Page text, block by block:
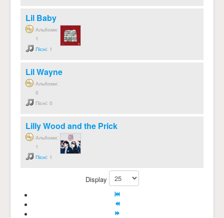
Lil Baby
Альбоми:
1
Пісні: 1
Lil Wayne
Альбоми:
0
Пісні: 0
Lilly Wood and the Prick
Альбоми:
1
Пісні: 1
Display